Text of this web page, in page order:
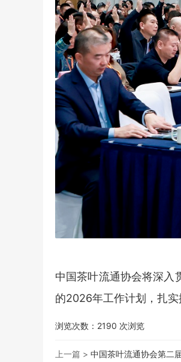
中国茶叶流通协会将深入
的2026年工作计划，扎实
浏览次数： 2190 次浏览
上一篇 > 中国茶叶流通协会第二